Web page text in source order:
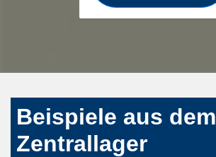
Beispiele aus dem
Zentrallager